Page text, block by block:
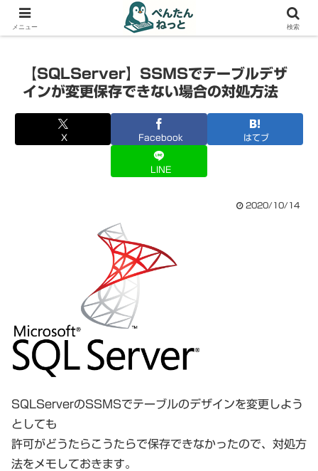
PCやガジェットの備忘録
【SQLServer】SSMSでテーブルデザ
インが変更保存できない場合の対処方法
X Facebook はてブ
LINE
2020/10/14
SQLServerのSSMSでテーブルのデザインを変更しよう
としても
許可がどうたらこうたらで保存できなかったので、対処方
法をメモしておきます。
メニュー 検索